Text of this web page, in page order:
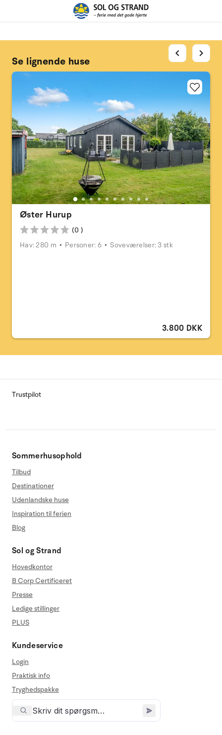
Se lignende huse
Øster Hurup
(0 )
Hav: 280 m
Personer: 6 Soveværelser: 3 stk
3.800 DKK
chevron_left chevron_right
Trustpilot
Sommerhusophold
Tilbud
Destinationer
Udenlandske huse
Inspiration til ferien
Blog
Sol og Strand
Hovedkontor
B Corp Certificeret
Presse
Ledige stillinger
PLUS
Kundeservice
Login
Praktisk info
Tryghedspakke